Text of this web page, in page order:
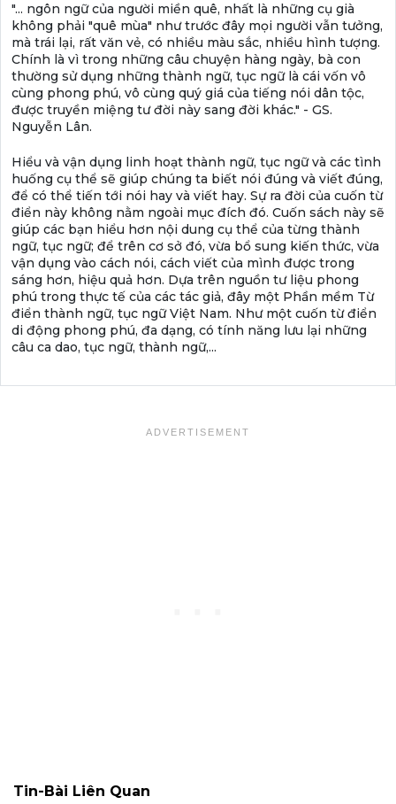
"... ngôn ngữ của người miền quê, nhất là những cụ già
không phải "quê mùa" như trước đây mọi người vẫn tưởng,
mà trái lại, rất văn vẻ, có nhiều màu sắc, nhiều hình tượng.
Chính là vì trong những câu chuyện hàng ngày, bà con
thường sử dụng những thành ngữ, tục ngữ là cái vốn vô
cùng phong phú, vô cùng quý giá của tiếng nói dân tộc,
được truyền miệng tư đời này sang đời khác." - GS.
Nguyễn Lân.
Hiểu và vận dụng linh hoạt thành ngữ, tục ngữ và các tình
huống cụ thể sẽ giúp chúng ta biết nói đúng và viết đúng,
để có thể tiến tới nói hay và viết hay. Sự ra đời của cuốn từ
điển này không nằm ngoài mục đích đó. Cuốn sách này sẽ
giúp các bạn hiểu hơn nội dung cụ thể của từng thành
ngữ, tục ngữ; để trên cơ sở đó, vừa bổ sung kiến thức, vừa
vận dụng vào cách nói, cách viết của mình được trong
sáng hơn, hiệu quả hơn. Dựa trên nguồn tư liệu phong
phú trong thực tế của các tác giả, đây một Phần mềm Từ
điển thành ngữ, tục ngữ Việt Nam. Như một cuốn từ điển
di động phong phú, đa dạng, có tính năng lưu lại những
câu ca dao, tục ngữ, thành ngữ,...
Tin-Bài Liên Quan